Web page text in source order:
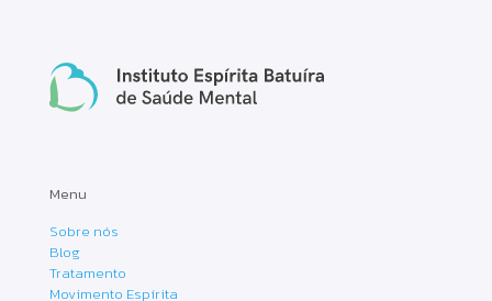
Menu
Sobre nós
Blog
Tratamento
Movimento Espírita